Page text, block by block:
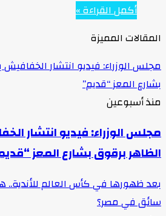
أكمل القراءة »
المقالات المميزة
مجلس الوزراء: فيديو انتشار
بشارع المعز “قديم”
منذ أسبوعين
مجلس الوزراء: فيديو انتشار
الظاهر برقوق بشارع المعز
بعد ظهورها في كأس العالم للأندية..
سائق في مصر؟